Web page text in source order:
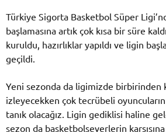
Türkiye Sigorta Basketbol Süper
başlamasına artık çok kısa bir süre
kuruldu, hazırlıklar yapıldı ve ligin
geçildi.
Yeni sezonda da ligimizde birbirinden
izleyecekken çok tecrübeli
tanık olacağız. Ligin gediklisi haline
sezon da basketbolseverlerin